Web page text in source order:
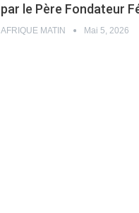
par le Père Fondateur
AFRIQUE MATIN Mai 5, 2026